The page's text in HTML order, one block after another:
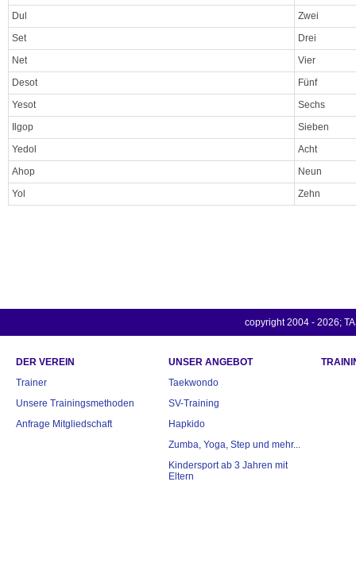
Dul
Zwei
Set
Drei
Net
Vier
Desot
Fünf
Yesot
Sechs
Ilgop
Sieben
Yedol
Acht
Ahop
Neun
Yol
Zehn
copyright 2004 - 2026;
DER VEREIN
Trainer
Unsere Trainingsmethoden
Anfrage Mitgliedschaft
UNSER ANGEBOT
Taekwondo
SV-Training
Hapkido
Zumba, Yoga, Step und mehr...
Kindersport ab 3 Jahren mit
Eltern